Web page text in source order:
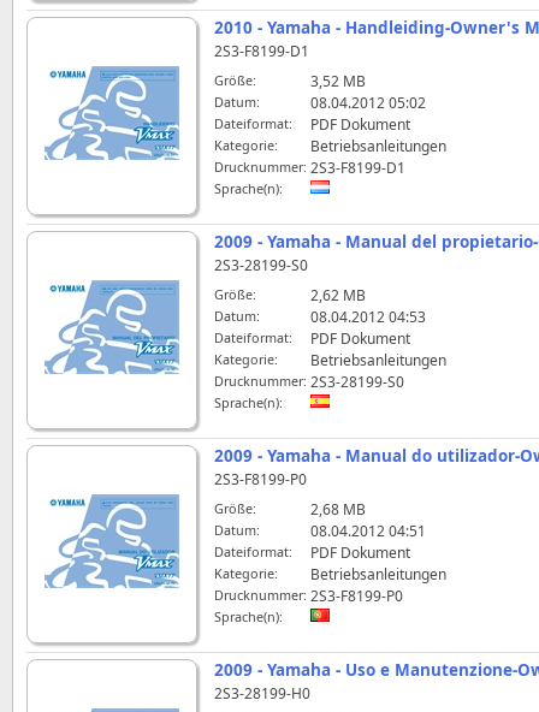
2010 - Yamaha - Handleiding-Owner's
2S3-F8199-D1
Größe: 3,52 MB
Datum: 08.04.2012 05:02
Dateiformat: PDF Dokument
Kategorie: Betriebsanleitungen
Drucknummer: 2S3-F8199-D1
Sprache(n):
2009 - Yamaha - Manual del
2S3-28199-S0
Größe: 2,62 MB
Datum: 08.04.2012 04:53
Dateiformat: PDF Dokument
Kategorie: Betriebsanleitungen
Drucknummer: 2S3-28199-S0
Sprache(n):
2009 - Yamaha - Manual do utilizador-
2S3-F8199-P0
Größe: 2,68 MB
Datum: 08.04.2012 04:51
Dateiformat: PDF Dokument
Kategorie: Betriebsanleitungen
Drucknummer: 2S3-F8199-P0
Sprache(n):
2009 - Yamaha - Uso e Manutenzione-
2S3-28199-H0